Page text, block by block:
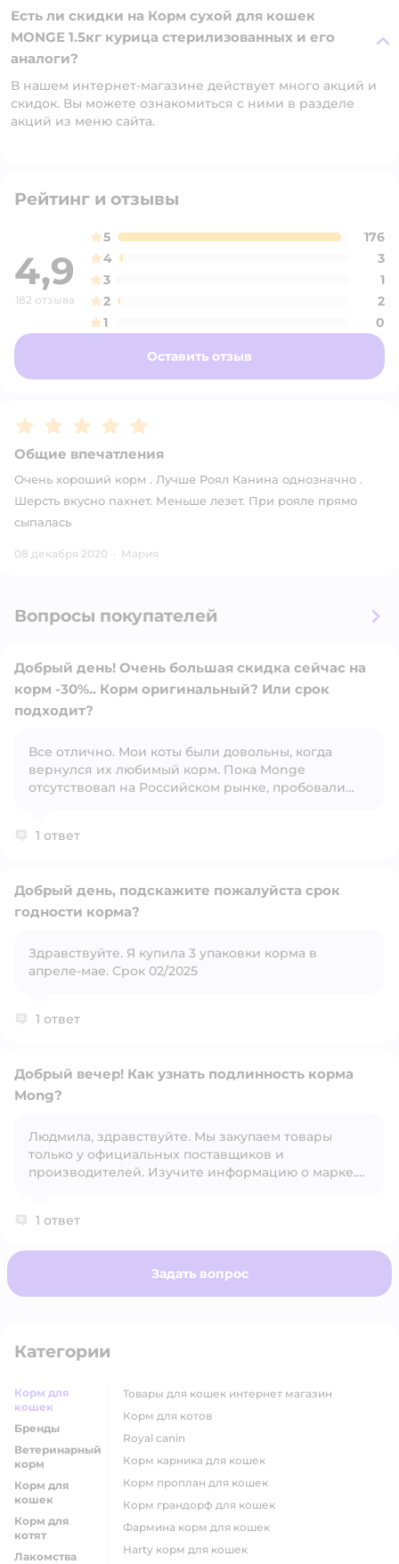
Есть ли скидки на Корм сухой для кошек
MONGE 1.5кг курица стерилизованных и его
аналоги?
В нашем интернет-магазине действует много акций и
скидок. Вы можете ознакомиться с ними в разделе
акций из меню сайта.
Рейтинг и отзывы
4,9
182 отзыва
5
176
4
3
3
1
2
2
1
0
Оставить отзыв
Рейтинг:5
Общие впечатления
Очень хороший корм . Лучше Роял Канина однозначно .
Шерсть вкусно пахнет. Меньше лезет. При рояле прямо
сыпалась
08 декабря 2020 · Мария
Вопросы покупателей
Открыть вопрос
Добрый день! Очень большая скидка сейчас на
корм -30%.. Корм оригинальный? Или срок
подходит?
Все отлично. Мои коты были довольны, когда
вернулся их любимый корм. Пока Monge
отсутствовал на Российском рынке, пробовали
удовольствием. И сейчас! Значит не подделка!
1 ответ
Открыть вопрос
Добрый день, подскажите пожалуйста срок
годности корма?
Здравствуйте. Я купила 3 упаковки корма в
апреле-мае. Срок 02/2025
1 ответ
Открыть вопрос
Добрый вечер! Как узнать подлинность корма
Mong?
Людмила, здравствуйте. Мы закупаем товары
только у официальных поставщиков и
производителей. Изучите информацию о марке.
свидетельствуют о подлинности продукта. Вы
корма, указав номер партии, который обычно
печатается на упаковке.
1 ответ
Задать вопрос
Категории
Корм для
кошек
Бренды
Ветеринарный
корм
Корм для
кошек
Корм для
котят
Лакомства
товары для кошек интернет магазин
корм для котов
royal canin
корм карника для кошек
корм проплан для кошек
корм грандорф для кошек
фармина корм для кошек
harty корм для кошек